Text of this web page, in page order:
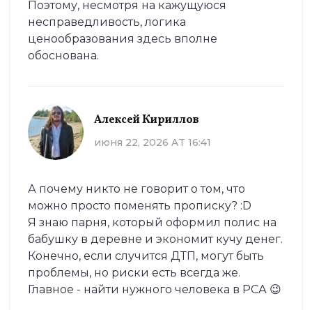
Поэтому, несмотря на кажущуюся
несправедливость, логика
ценообразования здесь вполне
обоснована.
Алексей Кириллов
июня 22, 2026 AT 16:41
А почему никто не говорит о том, что
можно просто поменять прописку? :D
Я знаю парня, который оформил полис на
бабушку в деревне и экономит кучу денег.
Конечно, если случится ДТП, могут быть
проблемы, но риски есть всегда же.
Главное - найти нужного человека в РСА 😉